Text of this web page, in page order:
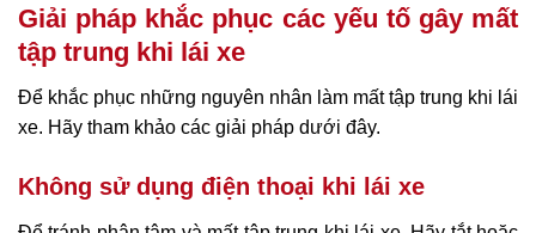
Giải pháp khắc phục các yếu tố gây mất
tập trung khi lái xe
Để khắc phục những nguyên nhân làm mất tập trung khi lái
xe. Hãy tham khảo các giải pháp dưới đây.
Không sử dụng điện thoại khi lái xe